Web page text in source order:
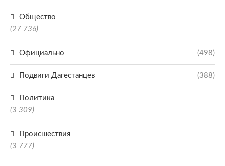
Общество
(27 736)
Официально (498)
Подвиги Дагестанцев (388)
Политика
(3 309)
Происшествия
(3 777)